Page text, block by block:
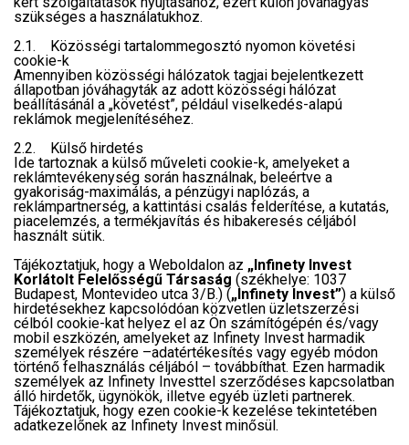
szükséges a használatukhoz.
2.1. Közösségi tartalommegosztó nyomon követési
cookie-k
Amennyiben közösségi hálózatok tagjai bejelentkezett
állapotban jóváhagyták az adott közösségi hálózat
beállításánál a „követést”, például viselkedés-alapú
reklámok megjelenítéséhez.
2.2. Külső hirdetés
Ide tartoznak a külső műveleti cookie-k, amelyeket a
reklámtevékenység során használnak, beleértve a
gyakoriság-maximálás, a pénzügyi naplózás, a
reklámpartnerség, a kattintási csalás felderítése, a kutatás,
piacelemzés, a termékjavítás és hibakeresés céljából
használt sütik.
Tájékoztatjuk, hogy a Weboldalon az „Infinety Invest
Korlátolt Felelősségű Társaság (székhelye: 1037
Budapest, Montevideo utca 3/B.) („Infinety Invest”) a külső
hirdetésekhez kapcsolódóan közvetlen üzletszerzési
célból cookie-kat helyez el az Ön számítógépén és/vagy
mobil eszközén, amelyeket az Infinety Invest harmadik
személyek részére –adatértékesítés vagy egyéb módon
történő felhasználás céljából – továbbíthat. Ezen harmadik
személyek az Infinety Investtel szerződéses kapcsolatban
álló hirdetők, ügynökök, illetve egyéb üzleti partnerek.
Tájékoztatjuk, hogy ezen cookie-k kezelése tekintetében
adatkezelőnek az Infinety Invest minősül.